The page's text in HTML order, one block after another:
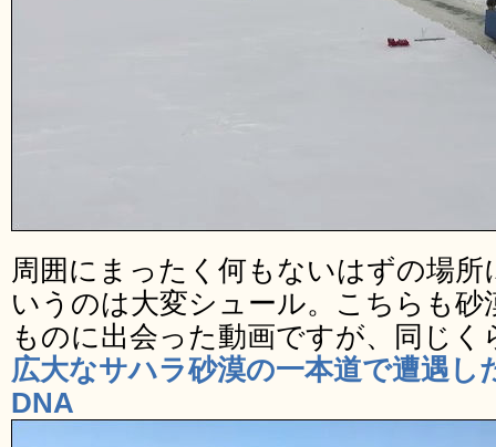
周囲にまったく何もないはずの場
いうのは大変シュール。こちらも
ものに出会った動画ですが、同じく
広大なサハラ砂漠の一本道で遭遇し
DNA